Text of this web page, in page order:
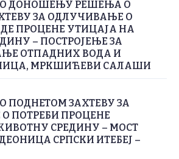
ДОНОШЕЊУ РЕШЕЊА О
ЗА ОДЛУЧИВАЊЕ О
ПРОЦЕНЕ УТИЦАЈА НА
– ПОСТРОЈЕЊЕ ЗА
ОТПАДНИХ ВОДА И
МРКШИЋЕВИ САЛАШИ
ПОДНЕТОМ ЗАХТЕВУ ЗА
ПОТРЕБИ ПРОЦЕНЕ
СРЕДИНУ – МОСТ
СРПСКИ ИТЕБЕЈ –